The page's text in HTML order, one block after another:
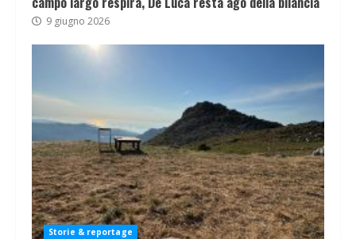
9 giugno 2026
Storie & reportage